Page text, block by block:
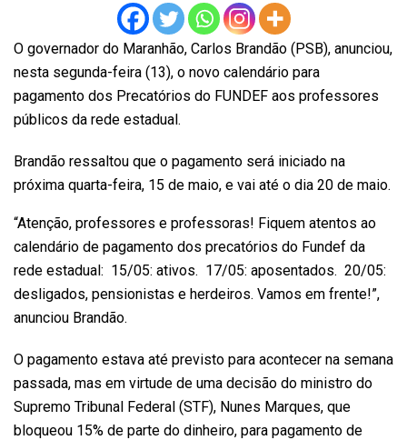
O governador do Maranhão, Carlos Brandão (PSB), anunciou,
nesta segunda-feira (13), o novo calendário para
pagamento dos Precatórios do FUNDEF aos professores
públicos da rede estadual.
Brandão ressaltou que o pagamento será iniciado na
próxima quarta-feira, 15 de maio, e vai até o dia 20 de maio.
“Atenção, professores e professoras! Fiquem atentos ao
calendário de pagamento dos precatórios do Fundef da
rede estadual: 15/05: ativos. 17/05: aposentados. 20/05:
desligados, pensionistas e herdeiros. Vamos em frente!”,
anunciou Brandão.
O pagamento estava até previsto para acontecer na semana
passada, mas em virtude de uma decisão do ministro do
Supremo Tribunal Federal (STF), Nunes Marques, que
bloqueou 15% de parte do dinheiro, para pagamento de